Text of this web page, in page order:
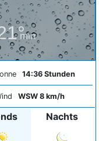
min
14:36 Stunden
WSW 8 km/h
Nachts